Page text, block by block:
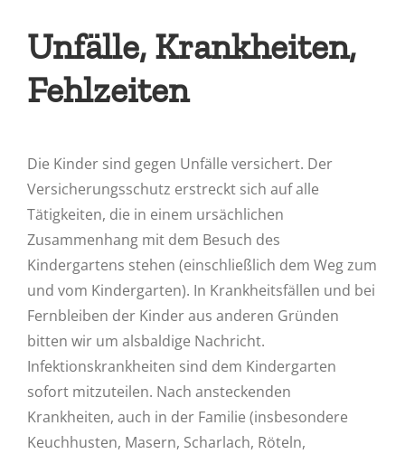
Unfälle, Krankheiten,
Fehlzeiten
Die Kinder sind gegen Unfälle versichert. Der
Versicherungsschutz erstreckt sich auf alle
Tätigkeiten, die in einem ursächlichen
Zusammenhang mit dem Besuch des
Kindergartens stehen (einschließlich dem Weg zum
und vom Kindergarten). In Krankheitsfällen und bei
Fernbleiben der Kinder aus anderen Gründen
bitten wir um alsbaldige Nachricht.
Infektionskrankheiten sind dem Kindergarten
sofort mitzuteilen. Nach ansteckenden
Krankheiten, auch in der Familie (insbesondere
Keuchhusten, Masern, Scharlach, Röteln,